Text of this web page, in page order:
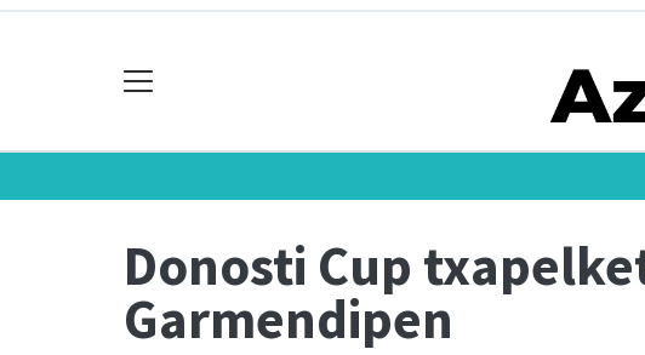
Donosti Cup
Garmendipen